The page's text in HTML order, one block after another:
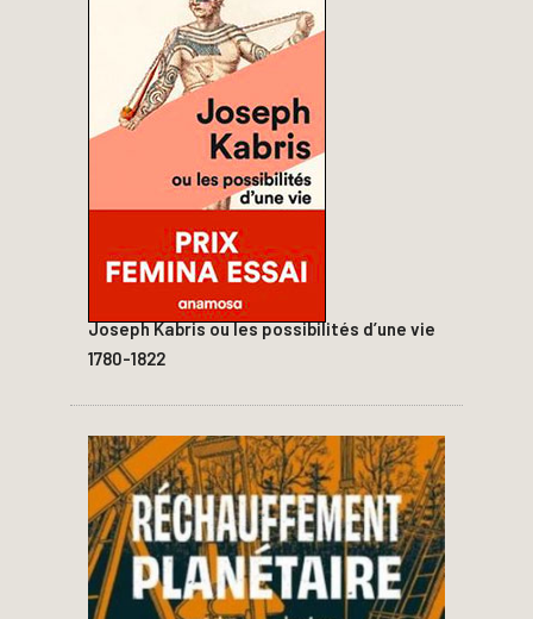
Joseph Kabris ou les possibilités d’une vie
1780-1822